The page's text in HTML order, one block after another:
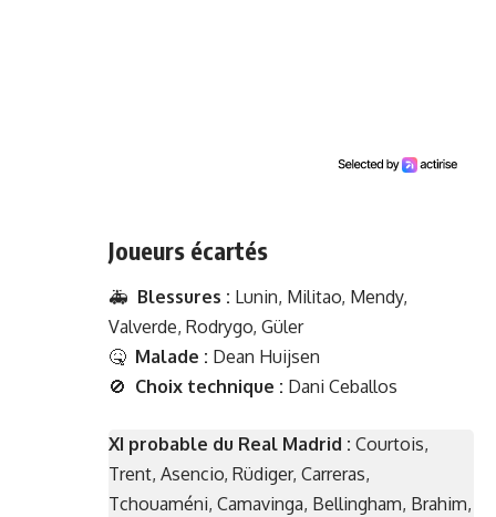
Joueurs écartés
🚑 Blessures : Lunin, Militao, Mendy,
Valverde, Rodrygo, Güler
🤒 Malade : Dean Huijsen
🚫 Choix technique : Dani Ceballos
XI probable du Real Madrid : Courtois,
Trent, Asencio, Rüdiger, Carreras,
Tchouaméni, Camavinga, Bellingham, Brahim,